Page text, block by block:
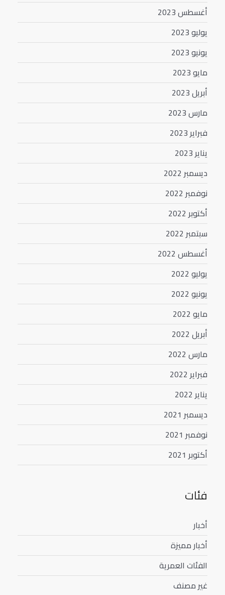
أغسطس 2023
يوليو 2023
يونيو 2023
مايو 2023
أبريل 2023
مارس 2023
فبراير 2023
يناير 2023
ديسمبر 2022
نوفمبر 2022
أكتوبر 2022
سبتمبر 2022
أغسطس 2022
يوليو 2022
يونيو 2022
مايو 2022
أبريل 2022
مارس 2022
فبراير 2022
يناير 2022
ديسمبر 2021
نوفمبر 2021
أكتوبر 2021
فئات
أخبار
أخبار مميزة
الفئات العمرية
غير مصنف